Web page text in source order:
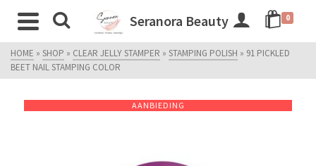
Seranora Beauty 0
HOME » SHOP » CLEAR JELLY STAMPER » STAMPING POLISH » 91 PICKLED
BEET NAIL STAMPING COLOR
AANBIEDING